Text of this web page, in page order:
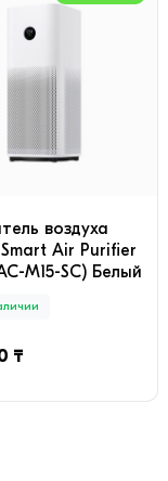
воздуха
Air Purifier
M15-SC) Белый
₸